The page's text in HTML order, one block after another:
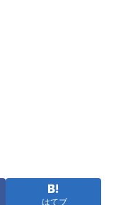
はてブ